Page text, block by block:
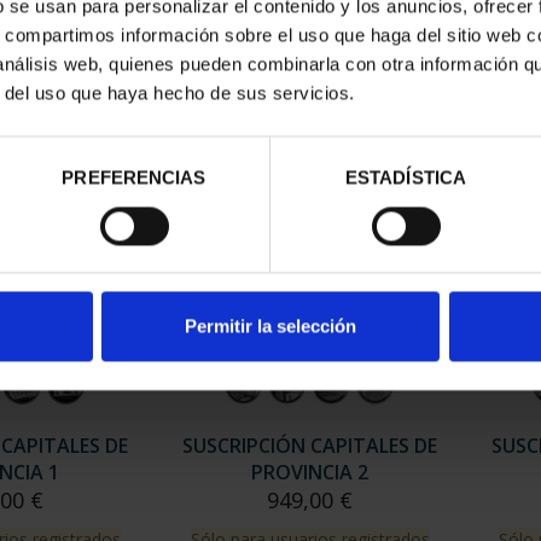
usan para personalizar el contenido y los anuncios,
información sobre el uso que haga del sitio web
web, quienes pueden combinarla con otra información
uso que haya hecho de sus servicios.
PREFERENCIAS ESTADÍSTICA
Permitir la selección
-
€
CAPITALES ESPAÑOLAS -
GIRONA
73,00 €
DE
1
€
SUSCRIPCIÓN CAPITALES DE
PROVINCIA 2
949,00 €